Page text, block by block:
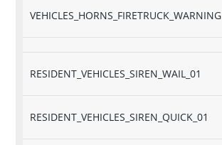
VEHICLES_HORNS_FIRETRUCK_WARNING
RESIDENT_VEHICLES_SIREN_WAIL_01
RESIDENT_VEHICLES_SIREN_QUICK_01